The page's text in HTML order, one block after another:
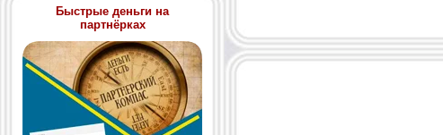
Быстрые деньги на
партнёрках